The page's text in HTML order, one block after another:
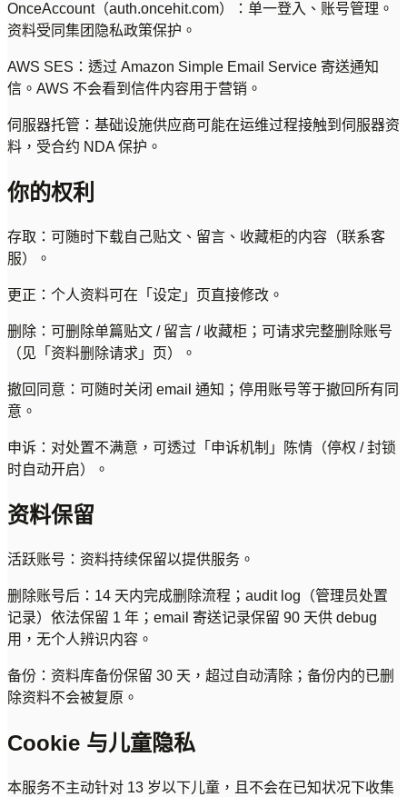
OnceAccount（auth.oncehit.com）：单一登入、账号管理。
资料受同集团隐私政策保护。
AWS SES：透过 Amazon Simple Email Service 寄送通知
信。AWS 不会看到信件内容用于营销。
伺服器托管：基础设施供应商可能在运维过程接触到伺服器资
料，受合约 NDA 保护。
你的权利
存取：可随时下载自己贴文、留言、收藏柜的内容（联系客
服）。
更正：个人资料可在「设定」页直接修改。
删除：可删除单篇贴文 / 留言 / 收藏柜；可请求完整删除账号
（见「资料删除请求」页）。
撤回同意：可随时关闭 email 通知；停用账号等于撤回所有同
意。
申诉：对处置不满意，可透过「申诉机制」陈情（停权 / 封锁
时自动开启）。
资料保留
活跃账号：资料持续保留以提供服务。
删除账号后：14 天内完成删除流程；audit log（管理员处置
记录）依法保留 1 年；email 寄送记录保留 90 天供 debug
用，无个人辨识内容。
备份：资料库备份保留 30 天，超过自动清除；备份内的已删
除资料不会被复原。
Cookie 与儿童隐私
本服务不主动针对 13 岁以下儿童，且不会在已知状况下收集